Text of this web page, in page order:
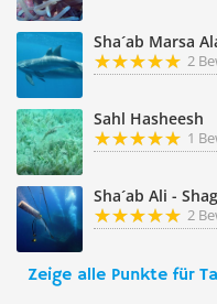
Sha´ab Marsa
2
Sahl Hasheesh
1
Sha´ab Ali -
2
Zeige alle Punkte für